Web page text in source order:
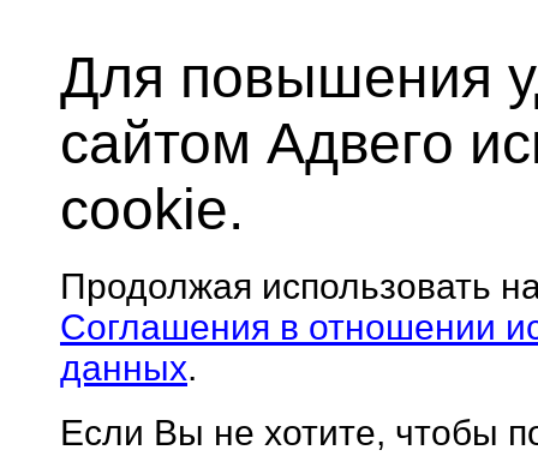
Для повышения
сайтом Адвего
cookie.
Продолжая использовать
Соглашения в отношении
данных.
Если Вы не хотите, чтобы